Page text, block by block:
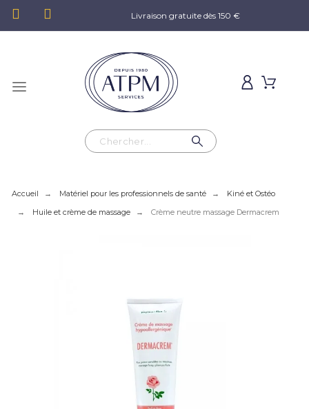
Livraison gratuite dès 150 €
Accueil Matériel pour les professionnels de santé
Kiné et Ostéo
Huile et crème de massage
Crème neutre massage Dermacrem